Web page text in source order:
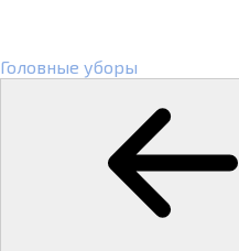
Головные уборы